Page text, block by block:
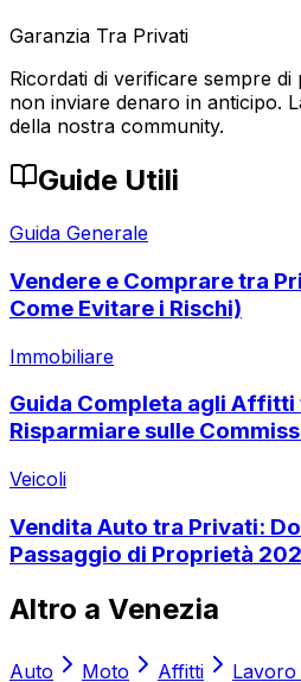
Garanzia Tra Privati
Ricordati di verificare sempre
non inviare denaro in anticipo.
della nostra community.
Guide Utili
Guida Generale
Vendere e Comprare tra
Come Evitare i Rischi)
Immobiliare
Guida Completa agli
Risparmiare sulle
Veicoli
Vendita Auto tra Privati:
Passaggio di Proprietà
Altro a Venezia
Auto Moto Affitti Lavoro